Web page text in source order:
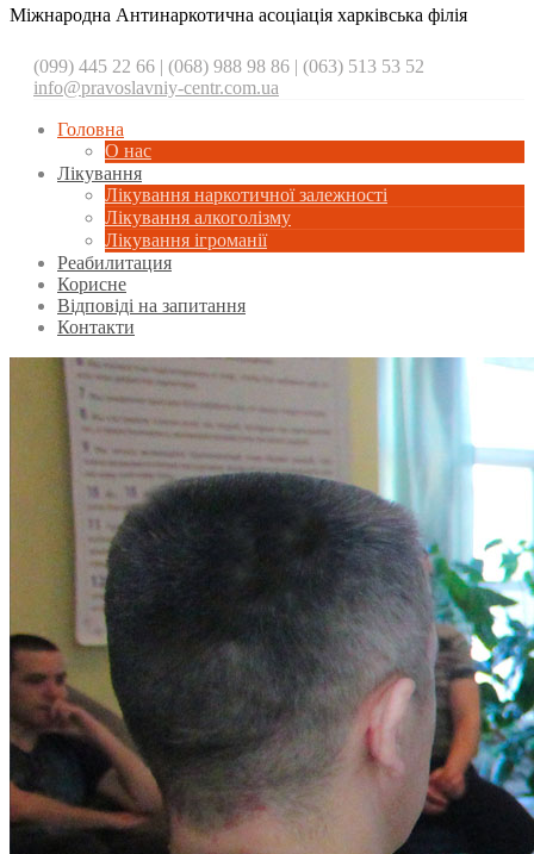
Міжнародна Антинаркотична асоціація харківська філія
(099) 445 22 66 | (068) 988 98 86 | (063) 513 53 52
info@pravoslavniy-centr.com.ua
Головна
О нас
Лікування
Лікування наркотичної залежності
Лікування алкоголізму
Лікування ігроманії
Реабилитация
Корисне
Відповіді на запитання
Контакти